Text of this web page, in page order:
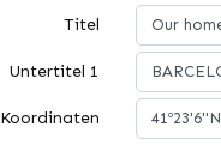
Titel
Untertitel 1
Koordinaten